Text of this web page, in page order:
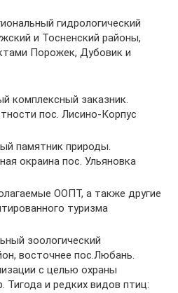
гидрологический
и Тосненский районы,
Порожек, Дубовик и
комплексный заказник.
пос. Лисино-Корпус
памятник природы.
окраина пос. Ульяновка
ООПТ, а также другие
туризма
зоологический
восточнее пос.Любань.
с целью охраны
Тигода и редких видов птиц: